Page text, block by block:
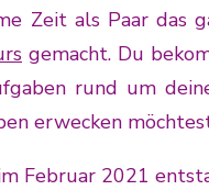
Zeit als Paar das
gemacht. Du
rund um
erwecken
Februar 2021